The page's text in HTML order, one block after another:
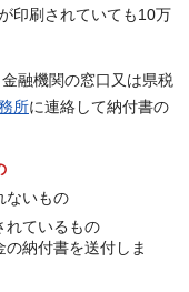
印刷されていても10万
融機関の窓口又は県税
所に連絡して納付書の
ないもの
れているもの
の納付書を送付しま